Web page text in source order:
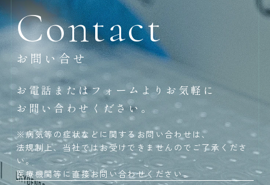
Contact
お問い合せ
お電話またはフォームよりお気軽に
お問い合わせください。
※病気等の症状などに関するお問い合わせは、
法規制上、当社ではお受けできませんのでご了承くださ
い。
医療機関等に直接お問い合わせください。